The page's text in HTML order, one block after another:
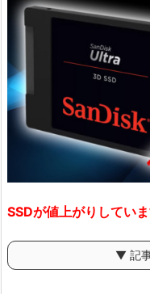
SSDが値上がりしていま
▼ 記